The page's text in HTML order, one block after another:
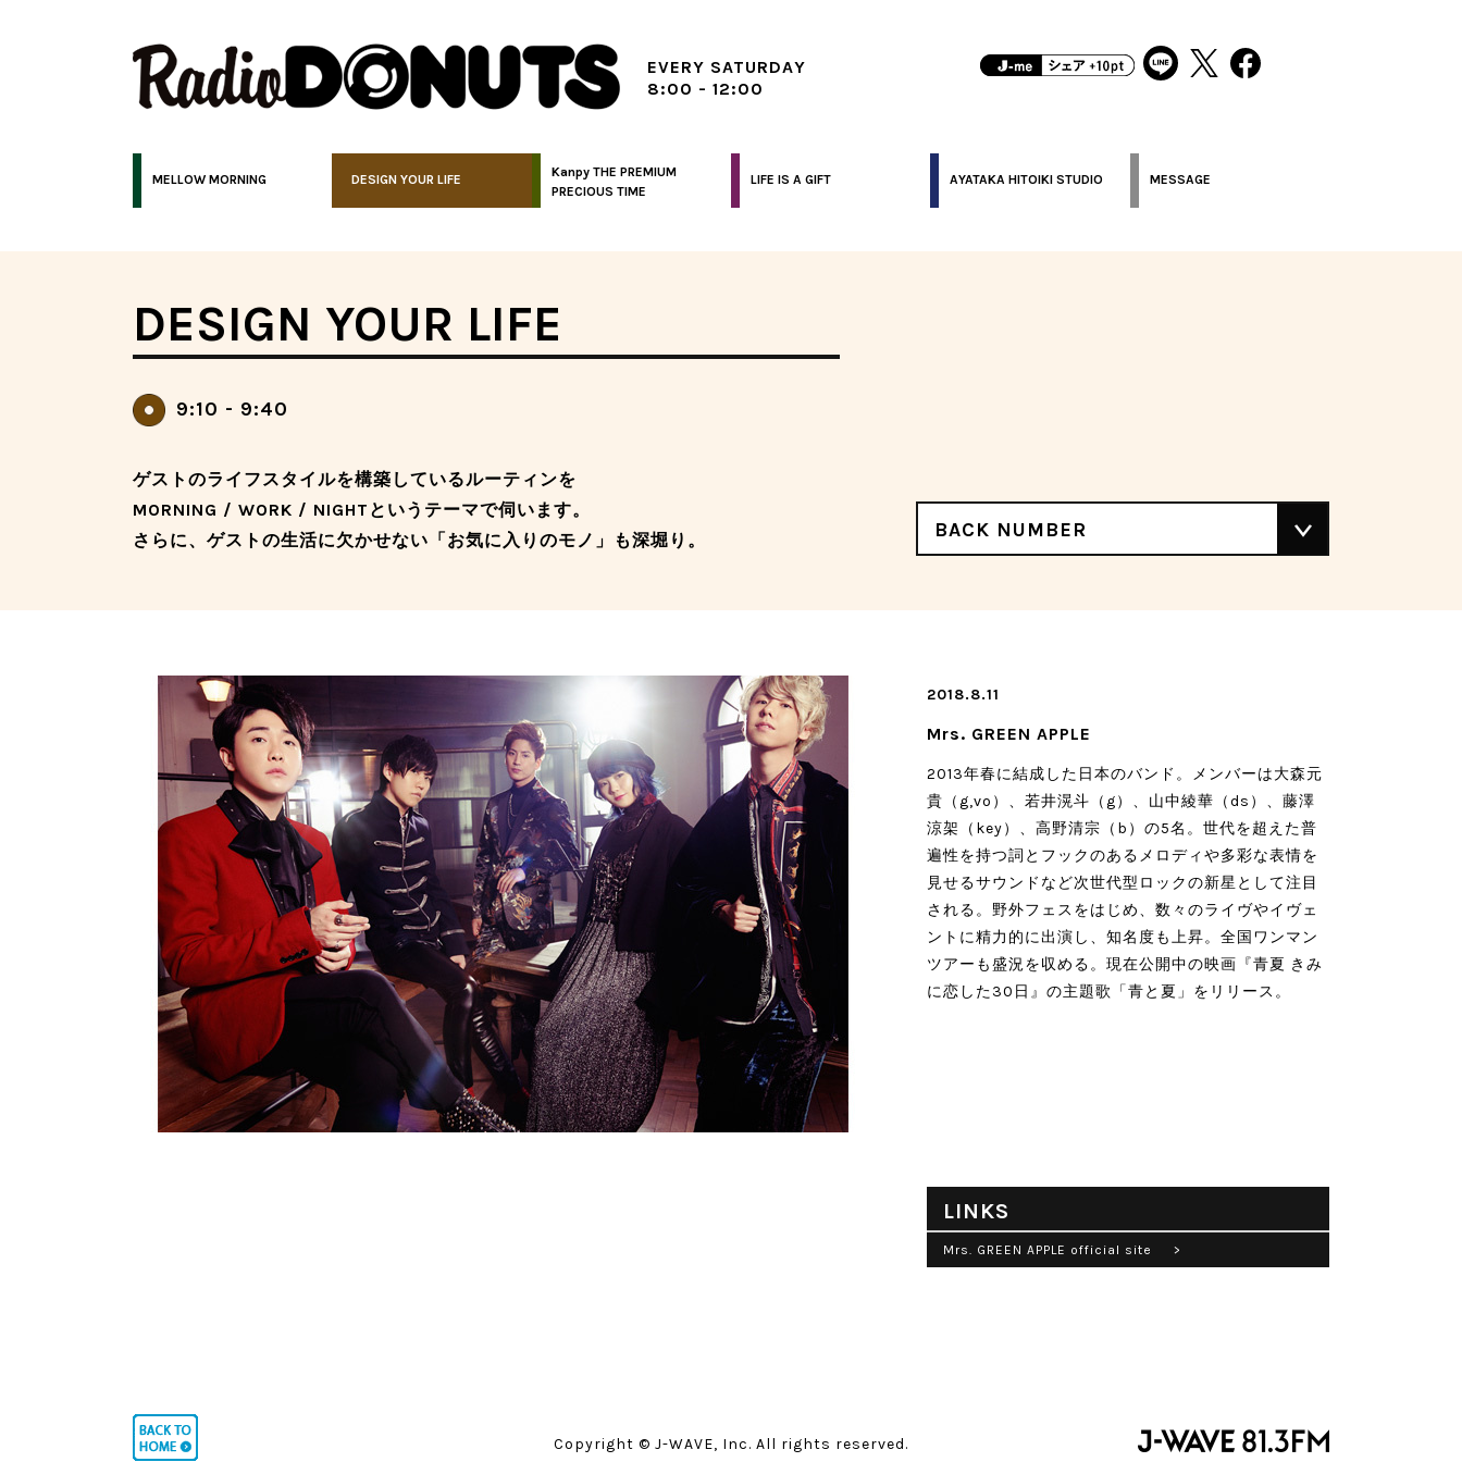
EVERY SATURDAY
8:00 - 12:00
MELLOW MORNING DESIGN YOUR LIFE
Kanpy THE PREMIUM
PRECIOUS TIME
LIFE IS A GIFT AYATAKA HITOIKI STUDIO MESSAGE
DESIGN YOUR LIFE
9:10 - 9:40
ゲストのライフスタイルを構築しているルーティンを
MORNING / WORK / NIGHTというテーマで伺います。
さらに、ゲストの生活に欠かせない「お気に入りのモノ」も深堀り。
BACK NUMBER
2018.8.11
Mrs. GREEN APPLE
2013年春に結成した日本のバンド。メンバーは大森元
貴（g,vo）、若井滉斗（g）、山中綾華（ds）、藤澤
涼架（key）、高野清宗（b）の5名。世代を超えた普
遍性を持つ詞とフックのあるメロディや多彩な表情を
見せるサウンドなど次世代型ロックの新星として注目
される。野外フェスをはじめ、数々のライヴやイヴェ
ントに精力的に出演し、知名度も上昇。全国ワンマン
ツアーも盛況を収める。現在公開中の映画『青夏 きみ
に恋した30日』の主題歌「青と夏」をリリース。
LINKS
Mrs. GREEN APPLE official site >
Copyright © J-WAVE, Inc. All rights reserved.